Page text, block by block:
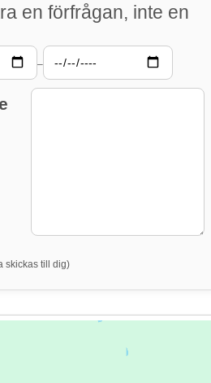
en förfrågan, inte en
–
skickas till dig)